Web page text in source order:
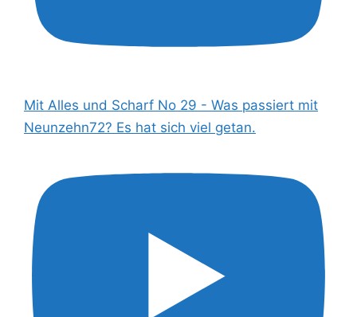
Mit Alles und Scharf No 29 - Was passiert mit
Neunzehn72? Es hat sich viel getan.